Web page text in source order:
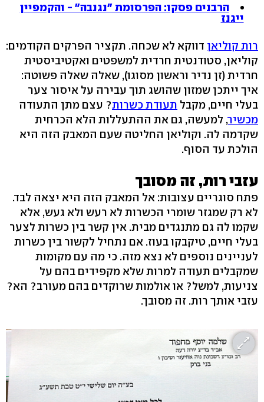
הרבנים פסקו: הפרסומת "נגנבה" - והקמפיין
ייגנז
רות קוליאן דווקא לא שכחה. תקציר הפרקים הקודמים:
קוליאן, סטודנטית חרדית למשפטים ואקטיביסטית
חרדית (זן נדיר וראשון מסוגו), שאלה שאלה פשוטה:
איך ייתכן שמזון שהושג תוך עבירה על איסור צער
בעלי חיים, מקבל תעודת כשרות? עצם מתן התעודה
מכשיר, למעשה, גם את ההתעללות הלא הכרחית
שקדמה לה. וקוליאן החליטה שעם המאבק הזה היא
הולכת עד הסוף.
עזבי רות, זה מסובך
פתח סוגריים עצובות: אל המאבק הזה היא יצאה לבד.
לא רק שמגזר שומרי הכשרות לא רעש ולא געש, אלא
שקמו לה גם מתנגדים מבית. אין קשר בין כשרות לצער
בעלי חיים, טיקבקו בעוז. אם נתחיל לקשור בין כשרות
לעניינים נוספים לא נצא מזה. כי מה עם מקומות
שמקבלים תעודה למרות שלא מקפידים בהם על
צניעות, למשל? או אולמות שרוקדים בהם מעורב? הא?
עזבי אותך רות. זה מסובך.